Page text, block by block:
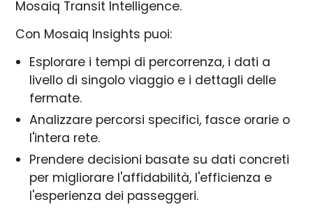
Mosaiq Transit Intelligence.
Con Mosaiq Insights puoi:
Esplorare i tempi di percorrenza, i dati a
livello di singolo viaggio e i dettagli delle
fermate.
Analizzare percorsi specifici, fasce orarie o
l'intera rete.
Prendere decisioni basate su dati concreti
per migliorare l'affidabilità, l'efficienza e
l'esperienza dei passeggeri.